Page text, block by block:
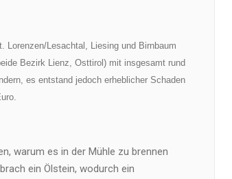
Lorenzen/Lesachtal, Liesing und Birnbaum
Bezirk Lienz, Osttirol) mit insgesamt rund
es entstand jedoch erheblicher Schaden
warum es in der Mühle zu brennen
ein Ölstein, wodurch ein